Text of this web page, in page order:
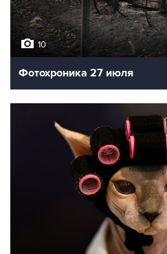
10
Фотохроника 27 июля